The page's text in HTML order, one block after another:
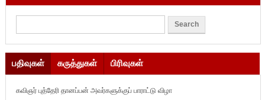
பதிவுகள் கருத்துகள் பிரிவுகள்
கவிஞர் புத்தேரி தானப்பன் அவர்களுக்குப் பாராட்டு விழா